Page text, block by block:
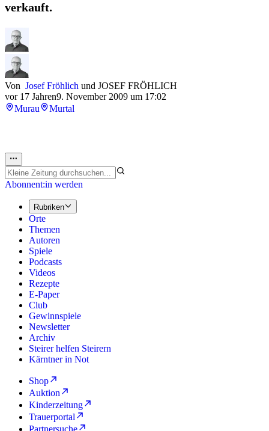
verkauft.
Von Josef Fröhlich und JOSEF FRÖHLICH
vor 17 Jahren9. November 2009 um 17:02
Murau
Murtal
Abonnent:in werden
Rubriken
Orte
Themen
Autoren
Spiele
Podcasts
Videos
Rezepte
E-Paper
Club
Gewinnspiele
Newsletter
Archiv
Steirer helfen Steirern
Kärntner in Not
Shop
Auktion
Kinderzeitung
Trauerportal
Partnersuche